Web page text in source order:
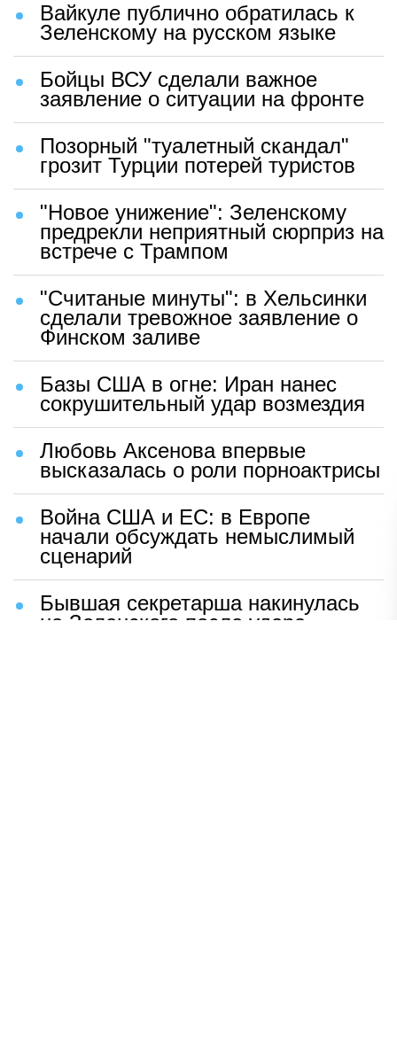
Вайкуле публично обратилась к
Зеленскому на русском языке
Бойцы ВСУ сделали важное
заявление о ситуации на фронте
Позорный "туалетный скандал"
грозит Турции потерей туристов
"Новое унижение": Зеленскому
предрекли неприятный сюрприз на
встрече с Трампом
"Считаные минуты": в Хельсинки
сделали тревожное заявление о
Финском заливе
Базы США в огне: Иран нанес
сокрушительный удар возмездия
Любовь Аксенова впервые
высказалась о роли порноактрисы
Война США и ЕС: в Европе
начали обсуждать немыслимый
сценарий
Бывшая секретарша накинулась
на Зеленского после удара